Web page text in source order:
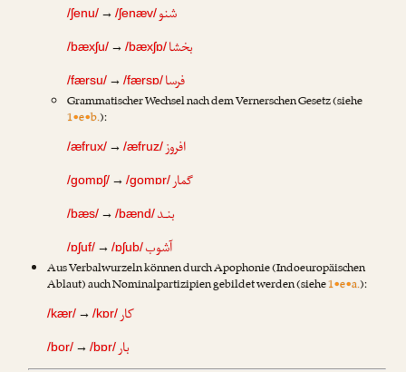
/ʃenu/→ /ʃenæv/شنو
/bæxʃu/→ /bæxʃɒ/بخشا
/færsu/→ /færsɒ/فرسا
Grammatischer Wechsel nach dem Vernerschen Gesetz (siehe
1•e•b.):
/æfrux/→ /æfruz/افروز
/gomɒʃ/→ /gomɒr/گمار
/bæs/→ /bænd/بنـد
/ɒʃuf/→ /ɒʃub/آشوب
Aus Verbalwurzeln können durch Apophonie (Indoeuropäischen
Ablaut) auch Nominalpartizipien gebildet werden (siehe1•e•a.):
/kær/ →/kɒr/کار
/bor/ →/bɒr/بار